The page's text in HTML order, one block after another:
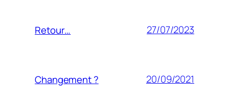
Retour… 27/07/2023
Changement ? 20/09/2021